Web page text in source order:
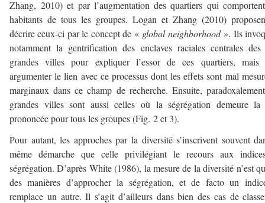
Zhang, 2010) et par l’augmentation des quartiers qui
habitants de tous les groupes. Logan et Zhang (2010)
décrire ceux-ci par le concept de « global neighborhood». Ils
notamment la gentrification des enclaves raciales centrales des
grandes villes pour expliquer l’essor de ces quartiers, mais
argumenter le lien avec ce processus dont les effets sont mal
marginaux dans ce champ de recherche. Ensuite,
grandes villes sont aussi celles où la ségrégation demeure la
prononcée pour tous les groupes (Fig. 2 et 3).
Pour autant, les approches par la diversité s’inscrivent souvent
même démarche que celle privilégiant le recours aux
ségrégation. D’après White (1986), la mesure de la diversité n’est
des manières d’approcher la ségrégation, et de facto un
remplace un autre. Il s’agit d’ailleurs dans bien des cas de